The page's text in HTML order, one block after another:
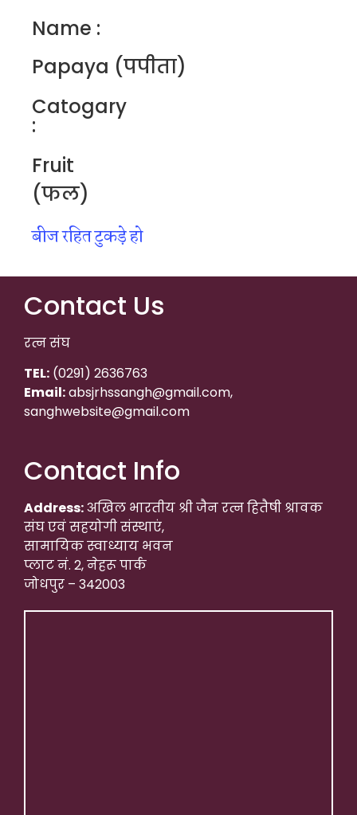
Name :
Papaya (पपीता)
Catogary
:
Fruit
(फल)
बीज रहित टुकड़े हो
Contact Us
रत्न संघ
TEL: (0291) 2636763
Email:absjrhssangh@gmail.com,
sanghwebsite@gmail.com
Contact Info
Address:अखिल भारतीय श्री जैन रत्न हितैषी श्रावक
संघ एवं सहयोगी संस्थाएं,
सामायिक स्वाध्याय भवन
प्लाट नं. 2, नेहरू पार्क
जोधपुर – 342003